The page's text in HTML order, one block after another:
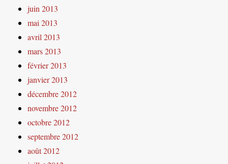
juin 2013
mai 2013
avril 2013
mars 2013
février 2013
janvier 2013
décembre 2012
novembre 2012
octobre 2012
septembre 2012
août 2012